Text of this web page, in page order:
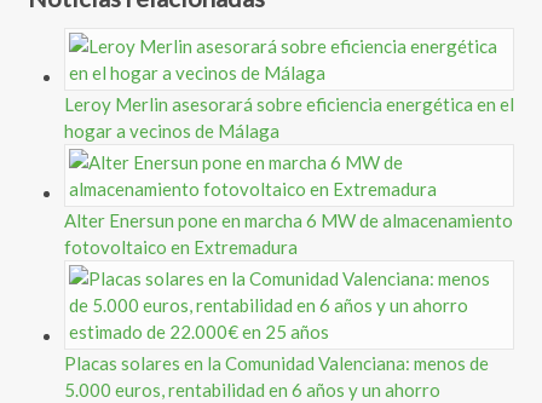
Leroy Merlin asesorará sobre eficiencia energética en el
hogar a vecinos de Málaga
Alter Enersun pone en marcha 6 MW de almacenamiento
fotovoltaico en Extremadura
Placas solares en la Comunidad Valenciana: menos de
5.000 euros, rentabilidad en 6 años y un ahorro